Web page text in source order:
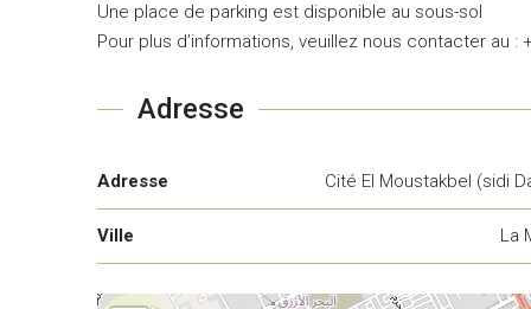
Une place de parking est disponible au sous-sol
Pour plus d’informations, veuillez nous contacter au :
Adresse
Adresse Cité El Moustakbel (sidi
Ville La